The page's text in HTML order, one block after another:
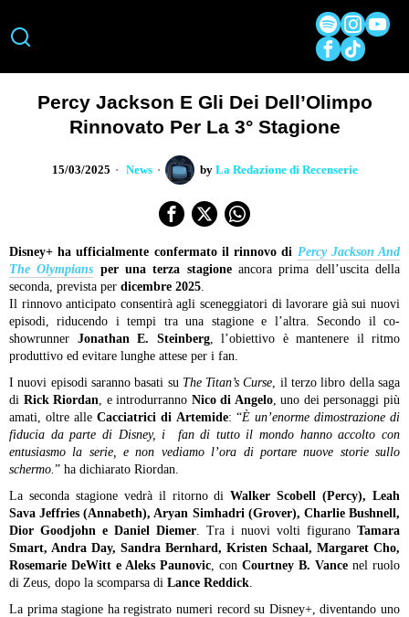
Percy Jackson E Gli Dei Dell’Olimpo
Rinnovato Per La 3° Stagione
15/03/2025 News by La Redazione di Recenserie
Disney+ ha ufficialmente confermato il rinnovo di Percy Jackson And
The Olympians per una terza stagioneancora prima dell’uscita della
seconda, prevista per dicembre 2025.
Il rinnovo anticipato consentirà agli sceneggiatori di lavorare già sui nuovi
episodi, riducendo i tempi tra una stagione e l’altra. Secondo il co-
showrunner Jonathan E. Steinberg, l’obiettivo è mantenere il ritmo
produttivo ed evitare lunghe attese per i fan.
I nuovi episodi saranno basati su The Titan’s Curse, il terzo libro della saga
di Rick Riordan, e introdurranno Nico di Angelo, uno dei personaggi più
amati, oltre alleCacciatrici di Artemide: “È un’enorme dimostrazione di
fiducia da parte di Disney, i fan di tutto il mondo hanno accolto con
entusiasmo la serie, e non vediamo l’ora di portare nuove storie sullo
schermo.” ha dichiarato Riordan.
La seconda stagione vedrà il ritorno diWalker Scobell (Percy), Leah
Sava Jeffries (Annabeth), Aryan Simhadri (Grover), Charlie Bushnell,
Dior Goodjohn e Daniel Diemer. Tra i nuovi volti figurano Tamara
Smart, Andra Day, Sandra Bernhard, Kristen Schaal, Margaret Cho,
Rosemarie DeWitt e Aleks Paunovic, con Courtney B. Vance nel ruolo
di Zeus, dopo la scomparsa di Lance Reddick.
La prima stagione ha registrato numeri record su Disney+, diventando uno